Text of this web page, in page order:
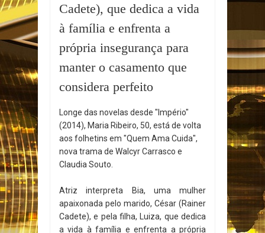
Cadete), que dedica a vida
à família e enfrenta a
própria insegurança para
manter o casamento que
considera perfeito
Longe das novelas desde "Império"
(2014), Maria Ribeiro, 50, está de volta
aos folhetins em "Quem Ama Cuida",
nova trama de Walcyr Carrasco e
Claudia Souto.
Atriz interpreta Bia, uma mulher
apaixonada pelo marido, César (Rainer
Cadete), e pela filha, Luiza, que dedica
a vida à família e enfrenta a própria